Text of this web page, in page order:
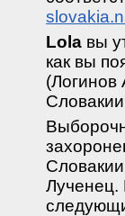
Lola вы
как вы
Лученец.